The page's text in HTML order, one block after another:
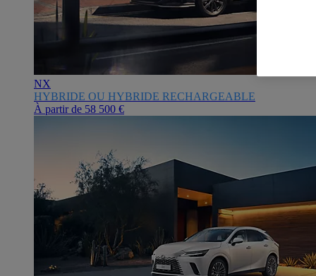
NX
HYBRIDE OU HYBRIDE RECHARGEABLE
À partir de 58 500 €